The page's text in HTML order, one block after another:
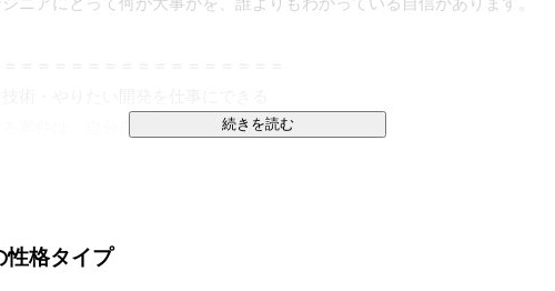
ーーーーーーーーーーーーーーーー
続きを読む
性格タイプ